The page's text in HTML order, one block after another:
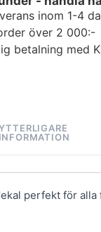
inom 1-4
över 2 000:-
betalning med
INFORMATION
perfekt för